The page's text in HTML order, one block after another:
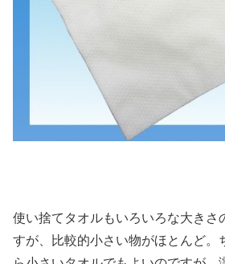
使い捨てタオルもいろいろな大きさ
すが、比較的小さい物がほとんど。